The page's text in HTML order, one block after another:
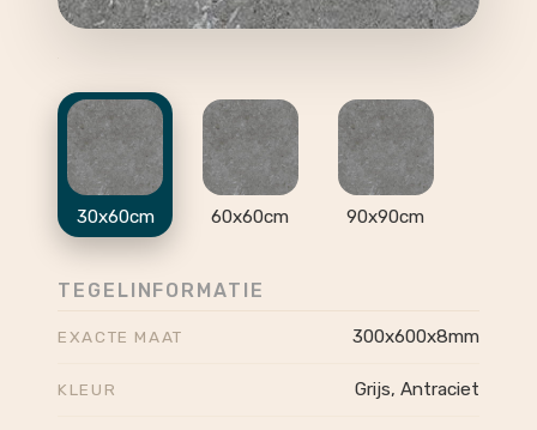
30x60cm 60x60cm 90x90cm
TEGELINFORMATIE
EXACTE MAAT 300x600x8mm
KLEUR Grijs, Antraciet